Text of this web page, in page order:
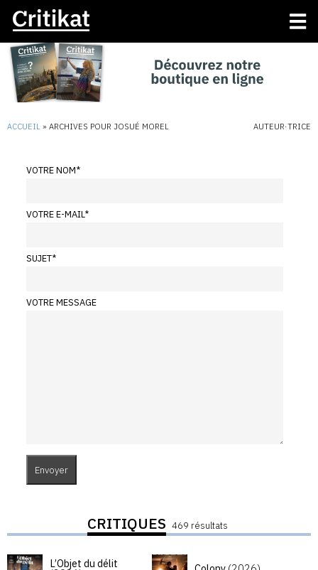
ACCUEIL » ARCHIVES POUR JOSUÉ MOREL AUTEUR·TRICE
VOTRE NOM*
VOTRE E-MAIL*
SUJET*
VOTRE MESSAGE
CRITIQUES 469 résultats
L’Objet du délit